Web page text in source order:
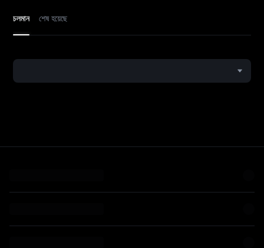
চলমান শেষ হয়েছে